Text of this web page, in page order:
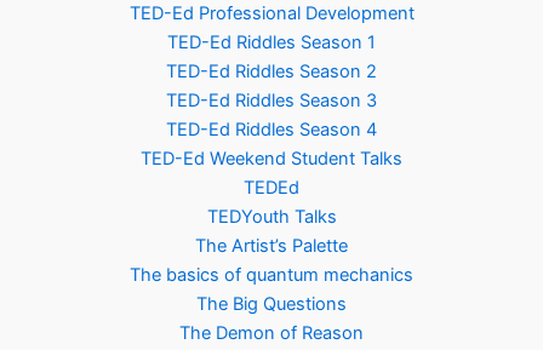
TED-Ed Professional Development
TED-Ed Riddles Season 1
TED-Ed Riddles Season 2
TED-Ed Riddles Season 3
TED-Ed Riddles Season 4
TED-Ed Weekend Student Talks
TEDEd
TEDYouth Talks
The Artist’s Palette
The basics of quantum mechanics
The Big Questions
The Demon of Reason